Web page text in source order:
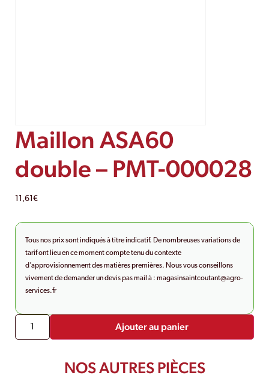
Maillon ASA60
double – PMT-000028
11,61€
Tous nos prix sont indiqués à titre indicatif. De nombreuses variations de
tarif ont lieu en ce moment compte tenu du contexte
d’approvisionnement des matières premières. Nous vous conseillons
vivement de demander un devis pas mail à : magasinsaintcoutant@agro-
services.fr
Ajouter au panier
NOS AUTRES PIÈCES